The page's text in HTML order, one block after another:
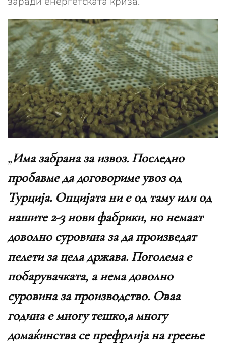
„Има забрана за извоз. Последно
пробавме да договориме увоз од
Турција. Опцијата ни е од таму или од
нашите 2-3 нови фабрики, но немаат
доволно суровина за да произведат
пелети за цела држава. Поголема е
побарувачката, а нема доволно
суровина за производство. Оваа
година е многу тешко,а многу
домаќинства се префрлија на греење